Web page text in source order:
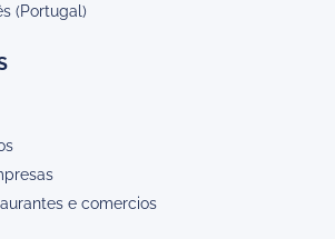
(Portugal)
e comercios